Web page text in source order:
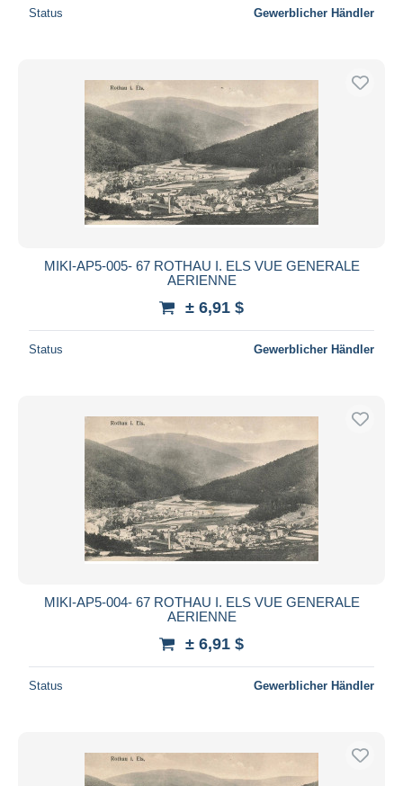
Status Gewerblicher Händler
MIKI-AP5-005- 67 ROTHAU I. ELS VUE GENERALE
AERIENNE
± 6,91 $
Status Gewerblicher Händler
MIKI-AP5-004- 67 ROTHAU I. ELS VUE GENERALE
AERIENNE
± 6,91 $
Status Gewerblicher Händler